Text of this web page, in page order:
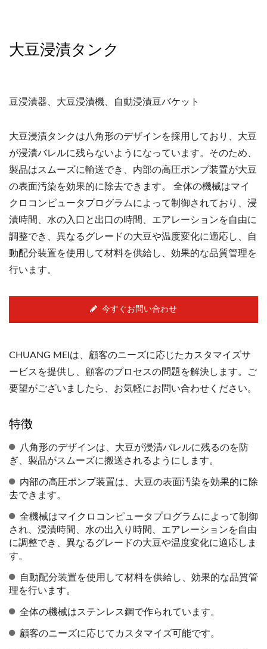
大豆浸漬タンク
豆浸漬器、大豆浸漬機、自動浸漬豆バケット
大豆浸漬タンクは八角形のデザインを採用しており、大豆
が浸漬バレルに残らないようになっています。そのため、
製品はスムーズに輸送でき、内部の高圧ポンプ装置が大豆
の表面汚染を効果的に除去できます。 全体の機械はマイ
クロコンピュータプログラムによって制御されており、浸
漬時間、水の入口と出口の時間、エアレーションを自由に
調整でき、異なるグレードの大豆や温度変化に適応し、自
動配分装置を使用して材料を供給し、効果的な品質管理を
行います。
今すぐお問い合わせ
CHUANG MEIは、顧客のニーズに応じたカスタマイズサ
ービスを提供し、顧客のプロセスの問題を解決します。ご
要望がございましたら、お気軽にお問い合わせください。
特徴
八角形のデザインは、大豆が浸漬バレルに残るのを防
ぎ、製品がスムーズに搬送されるようにします。
内部の高圧ポンプ装置は、大豆の表面汚染を効果的に除
去できます。
全機械はマイクロコンピュータプログラムによって制御
され、浸漬時間、水の出入り時間、エアレーションを自由
に調整でき、異なるグレードの大豆や温度変化に適応しま
す。
自動配分装置を使用して材料を供給し、効果的な品質管
理を行います。
全体の機械はステンレス鋼で作られています。
顧客のニーズに応じてカスタマイズ可能です。